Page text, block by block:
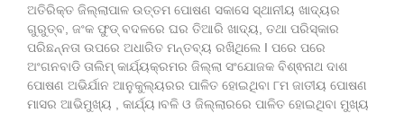
ଅତିରିକ୍ତ ଜିଲ୍ଲାପାଳ ଉତ୍ତମ ପୋଷଣ ସକାସେ ସ୍ଥାନୀୟ ଖାଦ୍ୟର
ଗୁରୁତ୍ବ, ଜଂକ ଫୁଡ୍ ବଦଳରେ ଘର ତିଆରି ଖାଦ୍ୟ, ତଥା ପରିସ୍କାର
ପରିଛନ୍ନତା ଉପରେ ଅଧାରିତ ମନ୍ତବ୍ୟ ରଖିଥିଲେ I ପରେ ପରେ
ଅଂଗନବାଡି ତାଲିମ୍ କାର୍ଯ୍ୟକ୍ରମର ଜିଲ୍ଲା ସଂଯୋଜକ ବିଶ୍ଵନାଥ ଦାଶ
ପୋଷଣ ଅଭିର୍ଯାନ ଆନୁକୁଲ୍ୟରର ପାଳିତ ହୋଇଥିବା ୮ମ ଜାତୀୟ ପୋଷଣ
ମାସର ଆଭିମୁଖ୍ୟ , କାର୍ଯ୍ୟ।ବଳି ଓ ଜିଲ୍ଲାରରେ ପାଳିତ ହୋଇଥିବା ମୁଖ୍ୟ